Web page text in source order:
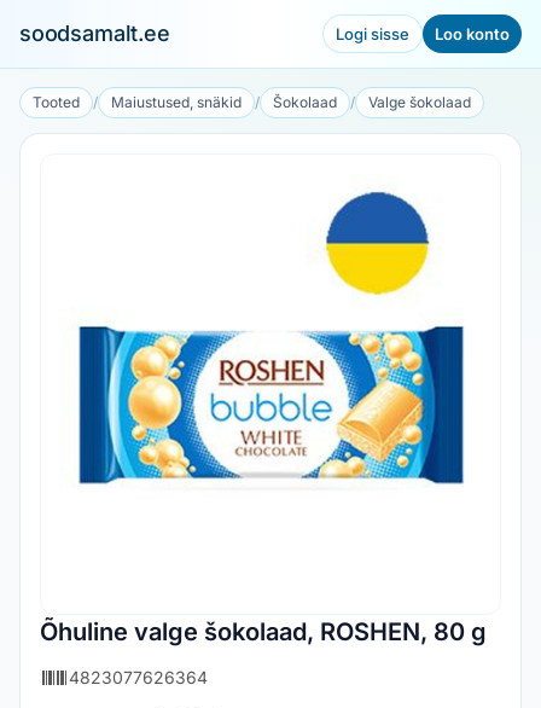
soodsamalt.ee Logi sisse Loo konto
Tooted / Maiustused, snäkid / Šokolaad / Valge šokolaad
Õhuline valge šokolaad, ROSHEN, 80 g
4823077626364